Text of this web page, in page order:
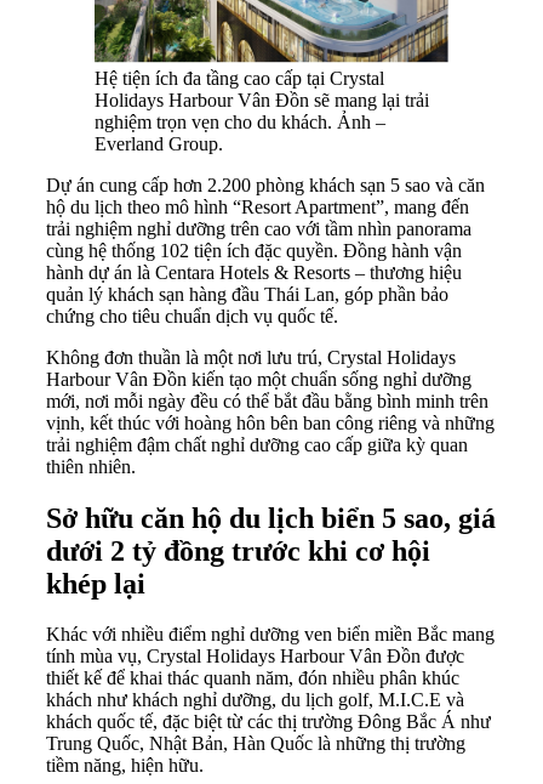
Hệ tiện ích đa tầng cao cấp tại Crystal
Holidays Harbour Vân Đồn sẽ mang lại trải
nghiệm trọn vẹn cho du khách. Ảnh –
Everland Group.
Dự án cung cấp hơn 2.200 phòng khách sạn 5 sao và căn
hộ du lịch theo mô hình “Resort Apartment”, mang đến
trải nghiệm nghỉ dưỡng trên cao với tầm nhìn panorama
cùng hệ thống 102 tiện ích đặc quyền. Đồng hành vận
hành dự án là Centara Hotels & Resorts – thương hiệu
quản lý khách sạn hàng đầu Thái Lan, góp phần bảo
chứng cho tiêu chuẩn dịch vụ quốc tế.
Không đơn thuần là một nơi lưu trú, Crystal Holidays
Harbour Vân Đồn kiến tạo một chuẩn sống nghỉ dưỡng
mới, nơi mỗi ngày đều có thể bắt đầu bằng bình minh trên
vịnh, kết thúc với hoàng hôn bên ban công riêng và những
trải nghiệm đậm chất nghỉ dưỡng cao cấp giữa kỳ quan
thiên nhiên.
Sở hữu căn hộ du lịch biển 5 sao, giá
dưới 2 tỷ đồng trước khi cơ hội
khép lại
Khác với nhiều điểm nghỉ dưỡng ven biển miền Bắc mang
tính mùa vụ, Crystal Holidays Harbour Vân Đồn được
thiết kế để khai thác quanh năm, đón nhiều phân khúc
khách như khách nghỉ dưỡng, du lịch golf, M.I.C.E và
khách quốc tế, đặc biệt từ các thị trường Đông Bắc Á như
Trung Quốc, Nhật Bản, Hàn Quốc là những thị trường
tiềm năng, hiện hữu.